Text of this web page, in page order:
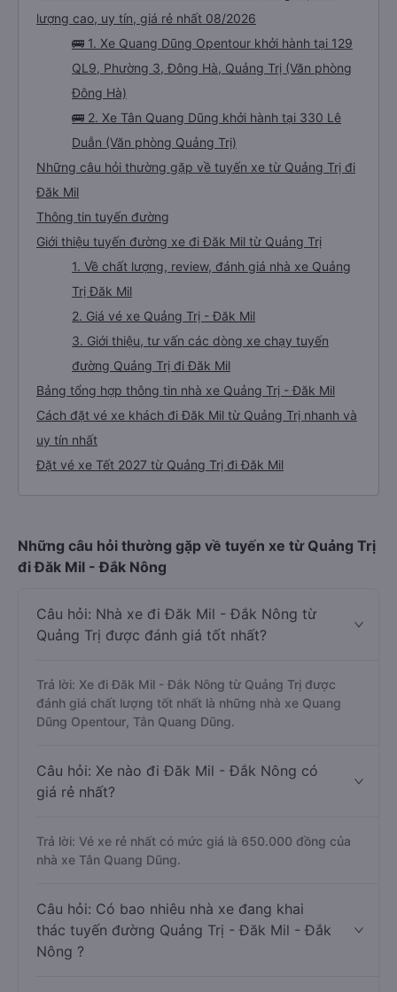
lượng cao, uy tín, giá rẻ nhất 08/2026
🚌 1. Xe Quang Dũng Opentour khởi hành tại 129
QL9, Phường 3, Đông Hà, Quảng Trị (Văn phòng
Đông Hà)
🚌 2. Xe Tân Quang Dũng khởi hành tại 330 Lê
Duẫn (Văn phòng Quảng Trị)
Những câu hỏi thường gặp về tuyến xe từ Quảng Trị đi
Đăk Mil
Thông tin tuyến đường
Giới thiệu tuyến đường xe đi Đăk Mil từ Quảng Trị
1. Về chất lượng, review, đánh giá nhà xe Quảng
Trị Đăk Mil
2. Giá vé xe Quảng Trị - Đăk Mil
3. Giới thiệu, tư vấn các dòng xe chạy tuyến
đường Quảng Trị đi Đăk Mil
Bảng tổng hợp thông tin nhà xe Quảng Trị - Đăk Mil
Cách đặt vé xe khách đi Đăk Mil từ Quảng Trị nhanh và
uy tín nhất
Đặt vé xe Tết 2027 từ Quảng Trị đi Đăk Mil
Những câu hỏi thường gặp về tuyến xe từ Quảng Trị
đi Đăk Mil - Đắk Nông
Câu hỏi: Nhà xe đi Đăk Mil - Đắk Nông từ
Quảng Trị được đánh giá tốt nhất?
Trả lời: Xe đi Đăk Mil - Đắk Nông từ Quảng Trị được
đánh giá chất lượng tốt nhất là những nhà xe Quang
Dũng Opentour, Tân Quang Dũng.
Câu hỏi: Xe nào đi Đăk Mil - Đắk Nông có
giá rẻ nhất?
Trả lời: Vé xe rẻ nhất có mức giá là 650.000 đồng của
nhà xe Tân Quang Dũng.
Câu hỏi: Có bao nhiêu nhà xe đang khai
thác tuyến đường Quảng Trị - Đăk Mil - Đắk
Nông ?